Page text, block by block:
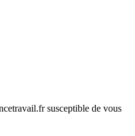
susceptible de vous